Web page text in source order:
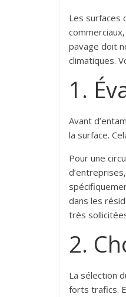
Les surfaces
pavage doit
climatiques.
1.
Avant
la surface.
Pour une
dans les
très
2.
La sélection
forts trafics.